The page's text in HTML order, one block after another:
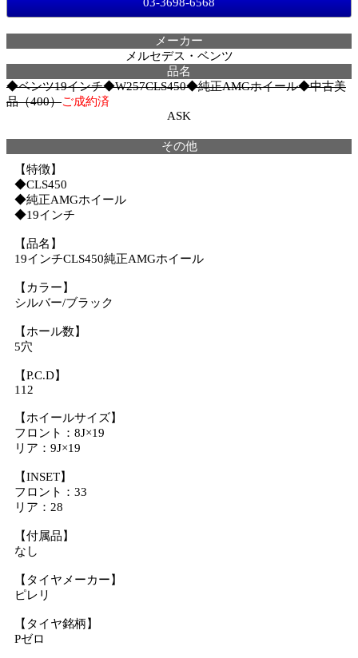
03-3698-6568
メーカー
メルセデス・ベンツ
品名
◆ベンツ19インチ◆W257CLS450◆純正AMGホイール◆中古美
品（400）ご成約済
ASK
その他
【特徴】
◆CLS450
◆純正AMGホイール
◆19インチ
【品名】
19インチCLS450純正AMGホイール
【カラー】
シルバー/ブラック
【ホール数】
5穴
【P.C.D】
112
【ホイールサイズ】
フロント：8J×19
リア：9J×19
【INSET】
フロント：33
リア：28
【付属品】
なし
【タイヤメーカー】
ピレリ
【タイヤ銘柄】
Pゼロ